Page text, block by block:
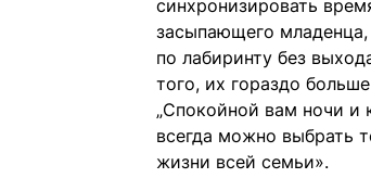
синхронизировать
засыпающего
по лабиринту без
того, их гораздо
„Спокойной вам ночи и
всегда можно выбрать
жизни всей семьи».